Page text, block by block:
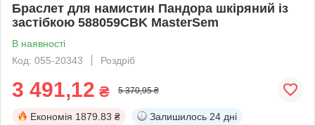
Браслет для намистин Пандора шкіряний із
застібкою 588059CBK MasterSem
В наявності
Код: 055-20343
Роздріб
3 491,12 ₴ 5 370,95 ₴
Економія 1879.83 ₴ Залишилось 24 дні